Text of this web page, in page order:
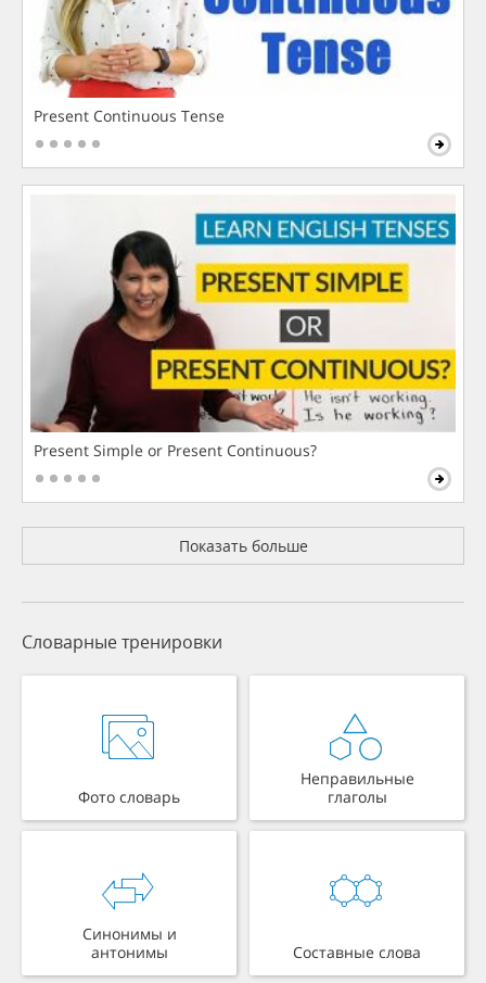
Present Continuous Tense
Present Simple or Present Continuous?
Показать больше
Словарные тренировки
Фото словарь
Неправильные
глаголы
Синонимы и
антонимы
Составные слова